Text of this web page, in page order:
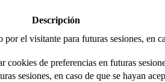
Descripción
el visitante para futuras sesiones, en
de preferencias en futuras
sesiones, en caso de que se hayan